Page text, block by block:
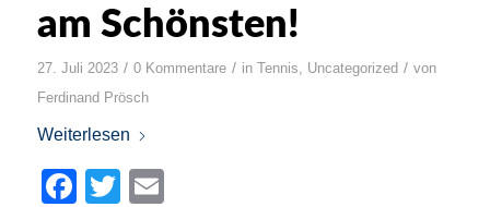
am Schönsten!
27. Juli 2023 / 0 Kommentare / in Tennis, Uncategorized / von
Ferdinand Prösch
Weiterlesen
Facebook
Twitter